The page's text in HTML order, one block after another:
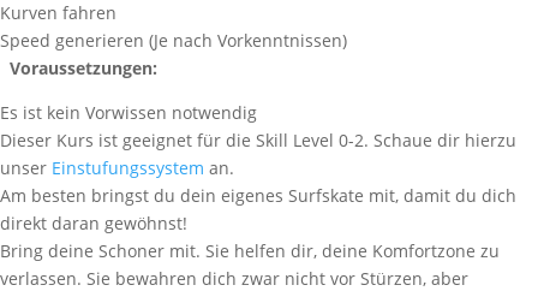
Kurven fahren
Speed generieren (Je nach Vorkenntnissen)
Voraussetzungen:
Es ist kein Vorwissen notwendig
Dieser Kurs ist geeignet für die Skill Level 0-2. Schaue dir hierzu
unser Einstufungssystem an.
Am besten bringst du dein eigenes Surfskate mit, damit du dich
direkt daran gewöhnst!
Bring deine Schoner mit. Sie helfen dir, deine Komfortzone zu
verlassen. Sie bewahren dich zwar nicht vor Stürzen, aber